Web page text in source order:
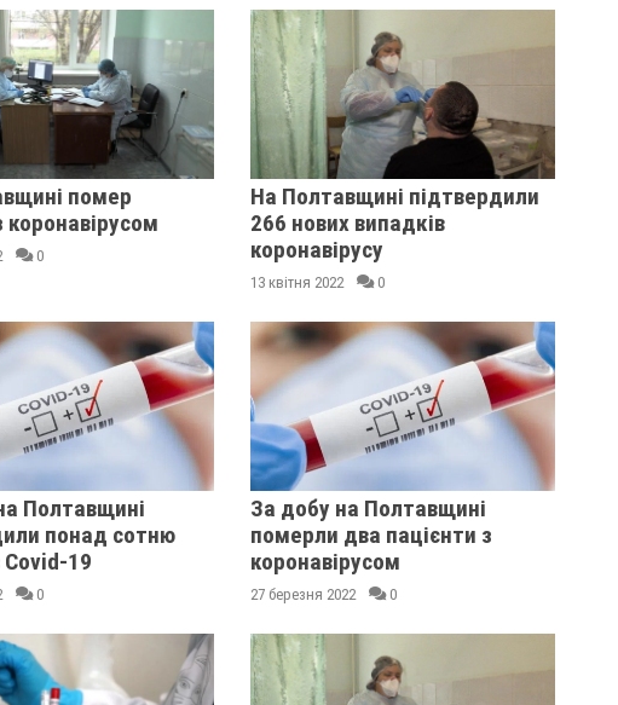
помер
коронавірусом
0
На Полтавщині підтвердили
266 нових випадків
коронавірусу
13 квітня 2022 0
Полтавщині
понад сотню
Covid-19
0
За добу на Полтавщині
померли два пацієнти з
коронавірусом
27 березня 2022 0